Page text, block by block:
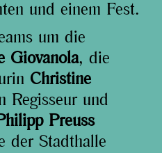
und einem Fest.
um die
Giovanola, die
Christine
Regisseur und
Preuss
der Stadthalle